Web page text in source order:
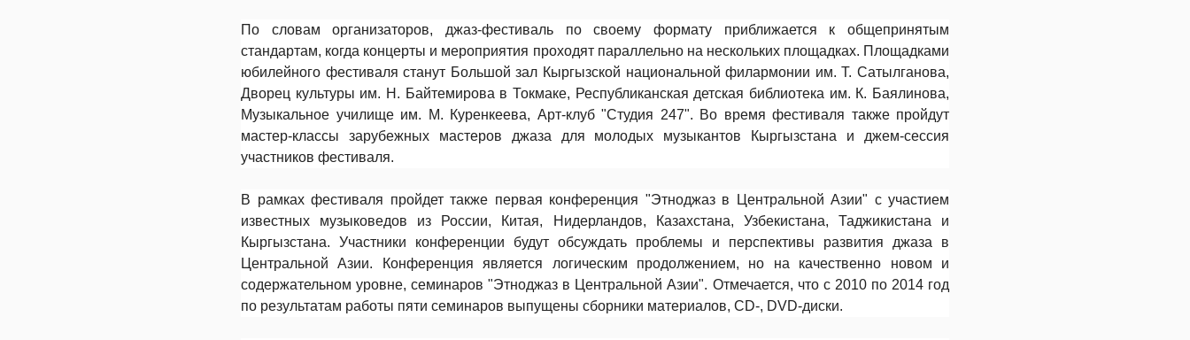
По словам организаторов, джаз-фестиваль по своему формату приближается к общепринятым
стандартам, когда концерты и мероприятия проходят параллельно на нескольких площадках. Площадками
юбилейного фестиваля станут Большой зал Кыргызской национальной филармонии им. Т. Сатылганова,
Дворец культуры им. Н. Байтемирова в Токмаке, Республиканская детская библиотека им. К. Баялинова,
Музыкальное училище им. М. Куренкеева, Арт-клуб "Студия 247". Во время фестиваля также пройдут
мастер-классы зарубежных мастеров джаза для молодых музыкантов Кыргызстана и джем-сессия
участников фестиваля.
В рамках фестиваля пройдет также первая конференция "Этноджаз в Центральной Азии" с участием
известных музыковедов из России, Китая, Нидерландов, Казахстана, Узбекистана, Таджикистана и
Кыргызстана. Участники конференции будут обсуждать проблемы и перспективы развития джаза в
Центральной Азии. Конференция является логическим продолжением, но на качественно новом и
содержательном уровне, семинаров "Этноджаз в Центральной Азии". Отмечается, что с 2010 по 2014 год
по результатам работы пяти семинаров выпущены сборники материалов, CD-, DVD-диски.